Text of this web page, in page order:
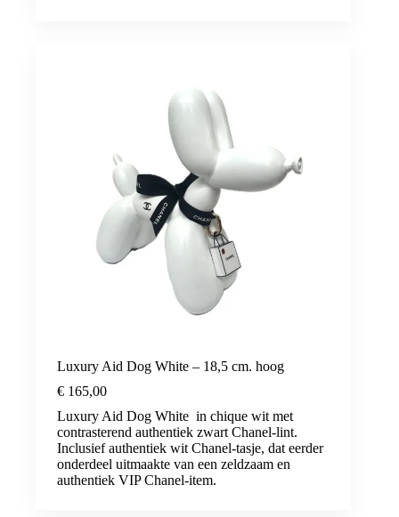
Luxury Aid Dog White – 18,5 cm. hoog
€ 165,00
Luxury Aid Dog White in chique wit met
contrasterend authentiek zwart Chanel-lint.
Inclusief authentiek wit Chanel-tasje, dat eerder
onderdeel uitmaakte van een zeldzaam en
authentiek VIP Chanel-item.